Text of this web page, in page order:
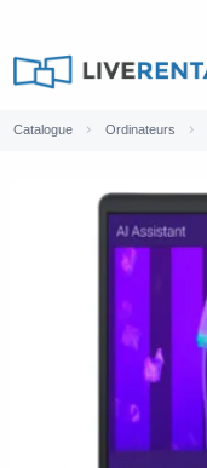
Catalogue Ordinateurs